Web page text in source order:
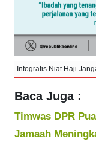
Infografis Niat Haji
Baca Juga :
Timwas DPR
Jamaah